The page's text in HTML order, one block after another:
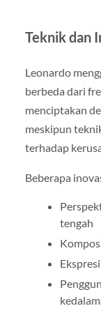
Teknik dan
Leonardo
berbeda dari
menciptakan
meskipun
terhadap
Beberapa
tengah